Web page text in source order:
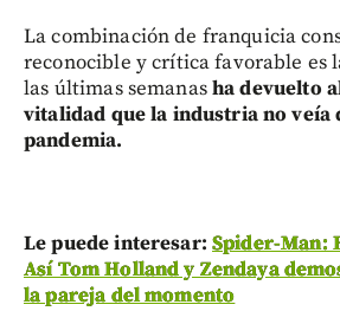
La combinación de franquicia
reconocible y crítica favorable es
las últimas semanasha devuelto
vitalidad que la industria no veía
pandemia.
Le puede interesar: Spider-Man:
Así Tom Holland y Zendaya
la pareja del momento